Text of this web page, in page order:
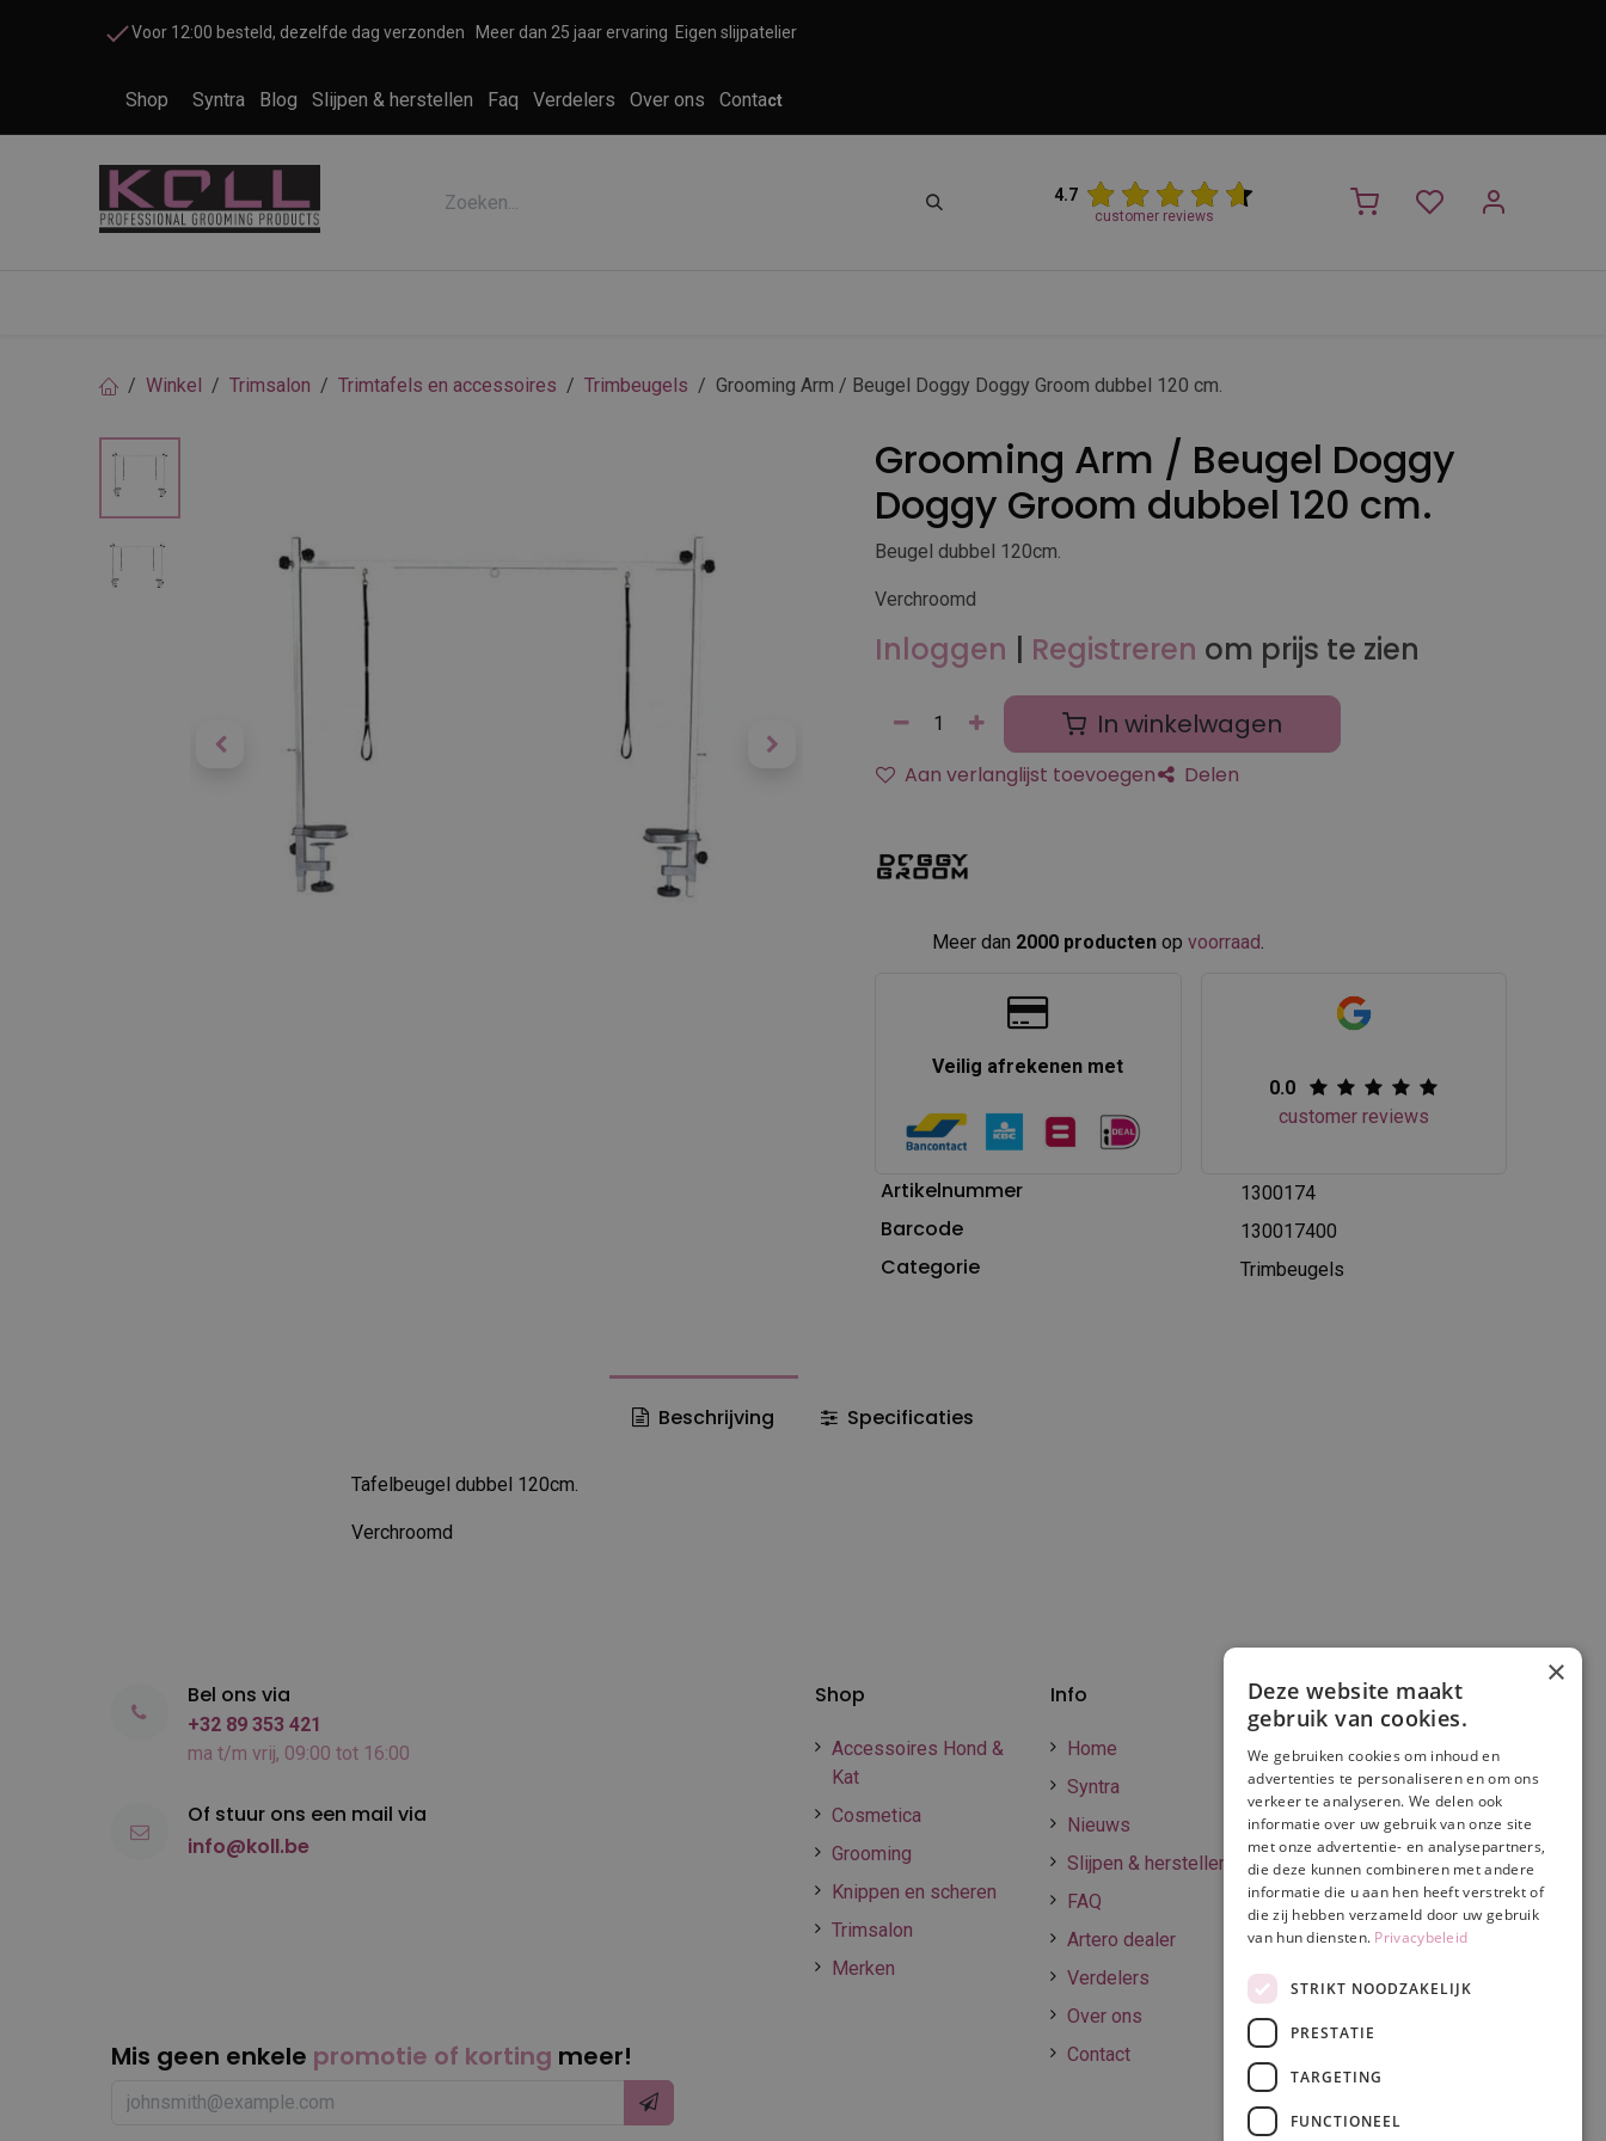
Voor 12:00 besteld, dezelfde dag verzonden Meer dan 25 jaar ervaring Eigen slijpatelier
Shop Syntra Blog Slijpen & herstellen Faq Verdelers Over ons Contact
4.7
customer reviews
Winkel Trimsalon Trimtafels en accessoires Trimbeugels Grooming Arm / Beugel Doggy Doggy Groom dubbel 120 cm.
Grooming Arm / Beugel Doggy
Doggy Groom dubbel 120 cm.
Beugel dubbel 120cm.
Verchroomd
Inloggen | Registreren om prijs te zien
In winkelwagen
Aan verlanglijst toevoegen Delen
Meer dan 2000 producten op voorraad
Veilig afrekenen met
0.0
customer reviews
Artikelnummer 1300174
Barcode 130017400
Categorie Trimbeugels
Beschrijving Specificaties
Tafelbeugel dubbel 120cm.
Verchroomd
Info
Home
Syntra
Nieuws
Slijpen & herstellen
FAQ
Artero dealer
Verdelers
Over ons
Contact
Shop
Accessoires Hond &
Kat
Cosmetica
Grooming
Knippen en scheren
Trimsalon
Merken
Verzenden en
betalen
Online betalen
Retourneren
Algemene
voorwaarden
Privacy & Cookie
policy
Disclaimer
Mis geen enkele promotie of korting meer!
Bel ons via
+32 89 353 421
ma t/m vrij, 09:00 tot 16:00
Of stuur ons een mail via
info@koll.be
×
Deze website maakt
gebruik van cookies.
We gebruiken cookies om inhoud en
advertenties te personaliseren en om ons
verkeer te analyseren. We delen ook
informatie over uw gebruik van onze site
met onze advertentie- en analysepartners,
die deze kunnen combineren met andere
informatie die u aan hen heeft verstrekt of
die zij hebben verzameld door uw gebruik
van hun diensten. Privacybeleid
STRIKT NOODZAKELIJK
PRESTATIE
TARGETING
FUNCTIONEEL